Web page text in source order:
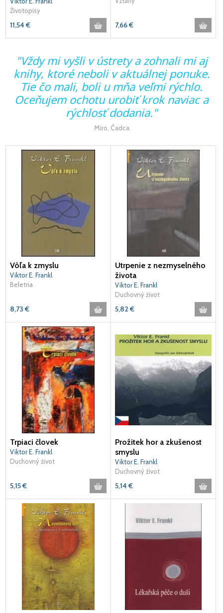
Životopisy
11,54 € 7,66€
"Vždy mi vyšli v ústrety a zohnali mi aj
knihy, ktoré neboli v aktuálnej ponuke.
Tie čo mali, boli u mňa veľmi rýchlo.
Oceňujem ochotu urobiť krok naviac a
rýchlosť dodania."
Miro, Čadca
Vôľa k zmyslu
Viktor E. Frankl
Beletria
8,73 €
Utrpenie z nezmyselného
života
Viktor E. Frankl
Duchovný život
5,82 €
Trpiaci človek
Viktor E. Frankl
Duchovný život
5,15€
Prožitek hor a zkušenost
smyslu
Viktor E. Frankl
Duchovný život
5,14 €